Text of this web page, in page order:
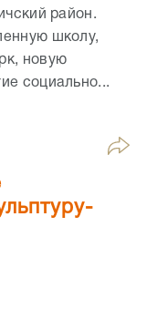
район.
школу,
новую
социально...